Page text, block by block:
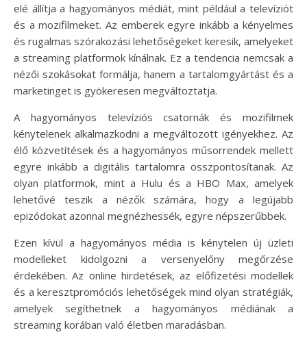
elé állítja a hagyományos médiát, mint például a televíziót
és a mozifilmeket. Az emberek egyre inkább a kényelmes
és rugalmas szórakozási lehetőségeket keresik, amelyeket
a streaming platformok kínálnak. Ez a tendencia nemcsak a
nézői szokásokat formálja, hanem a tartalomgyártást és a
marketinget is gyökeresen megváltoztatja.
A hagyományos televíziós csatornák és mozifilmek
kénytelenek alkalmazkodni a megváltozott igényekhez. Az
élő közvetítések és a hagyományos műsorrendek mellett
egyre inkább a digitális tartalomra összpontosítanak. Az
olyan platformok, mint a Hulu és a HBO Max, amelyek
lehetővé teszik a nézők számára, hogy a legújabb
epizódokat azonnal megnézhessék, egyre népszerűbbek.
Ezen kívül a hagyományos média is kénytelen új üzleti
modelleket kidolgozni a versenyelőny megőrzése
érdekében. Az online hirdetések, az előfizetési modellek
és a keresztpromóciós lehetőségek mind olyan stratégiák,
amelyek segíthetnek a hagyományos médiának a
streaming korában való életben maradásban.